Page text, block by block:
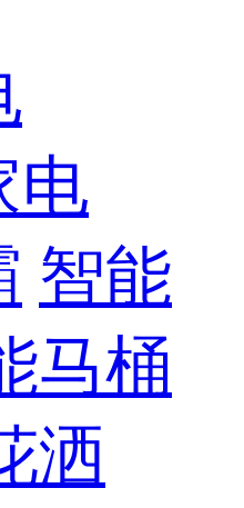
电
智能
马桶
洒